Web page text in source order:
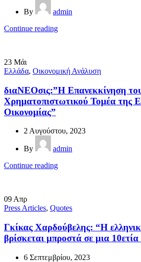
By
admin
Continue reading
23 Μάι
Ελλάδα, Οικονομική Ανάλυση
διαΝΕΟσις:”Η Επανεκκίνηση
Χρηματοπιστωτικού Τομέα της
Οικονομίας”
2 Αυγούστου, 2023
By
admin
Continue reading
09 Απρ
Press Articles, Quotes
Γκίκας Χαρδούβελης: “Η
βρίσκεται μπροστά σε μια
6 Σεπτεμβρίου, 2023